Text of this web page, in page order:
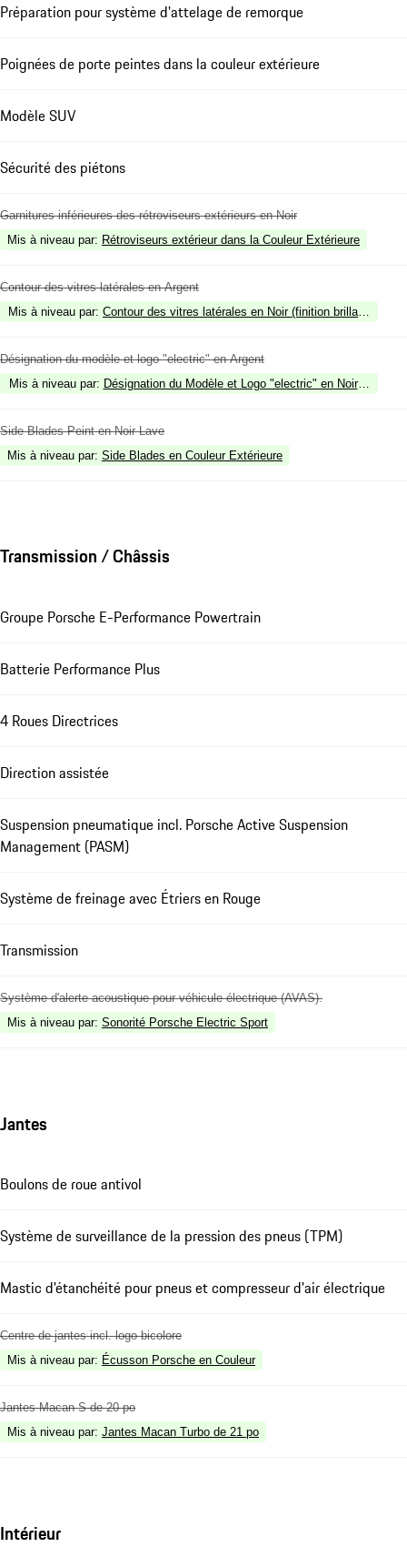
Préparation pour système d'attelage de remorque
Poignées de porte peintes dans la couleur extérieure
Modèle SUV
Sécurité des piétons
Garnitures inférieures des rétroviseurs extérieurs en Noir
Mis à niveau par: Rétroviseurs extérieur dans la Couleur Extérieure
Contour des vitres latérales en Argent
Mis à niveau par: Contour des vitres latérales en Noir (finition brillante)
Désignation du modèle et logo "electric" en Argent
Mis à niveau par: Désignation du Modèle et Logo "electric" en Noir (finition
Side Blades Peint en Noir Lave
Mis à niveau par: Side Blades en Couleur Extérieure
Transmission / Châssis
Groupe Porsche E-Performance Powertrain
Batterie Performance Plus
4 Roues Directrices
Direction assistée
Suspension pneumatique incl. Porsche Active Suspension
Management (PASM)
Système de freinage avec Étriers en Rouge
Transmission
Système d'alerte acoustique pour véhicule électrique (AVAS).
Mis à niveau par: Sonorité Porsche Electric Sport
Jantes
Boulons de roue antivol
Système de surveillance de la pression des pneus (TPM)
Mastic d'étanchéité pour pneus et compresseur d'air électrique
Centre de jantes incl. logo bicolore
Mis à niveau par: Écusson Porsche en Couleur
Jantes Macan S de 20 po
Mis à niveau par: Jantes Macan Turbo de 21 po
Intérieur